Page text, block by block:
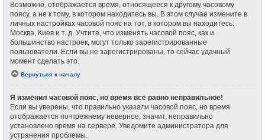
Возможно, отображается время, относящееся к другому часовому
поясу, а не к тому, в котором находитесь вы. В этом случае измените в
личных настройках часовой пояс на тот, в котором вы находитесь:
Москва, Киев и т. д. Учтите, что изменять часовой пояс, как и
большинство настроек, могут только зарегистрированные
пользователи. Если вы не зарегистрированы, то сейчас удачный
момент сделать это.
Вернуться к началу
Я изменил часовой пояс, но время всё равно неправильное!
Если вы уверены, что правильно указали часовой пояс, но время
отображается по-прежнему неверное, значит, неправильно
установлено время на сервере. Уведомите администратора для
устранения проблемы.